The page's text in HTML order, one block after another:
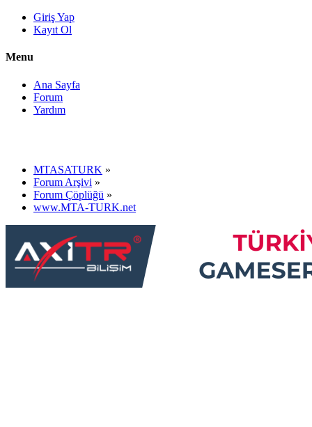
Giriş Yap
Kayıt Ol
Menu
Ana Sayfa
Forum
Yardım
MTASATURK »
Forum Arşivi »
Forum Çöplüğü »
www.MTA-TURK.net